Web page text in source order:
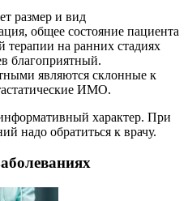
размер и вид
общее состояние пациента
терапии на ранних стадиях
благоприятный.
являются склонные к
ИМО.
характер. При
надо обратиться к врачу.